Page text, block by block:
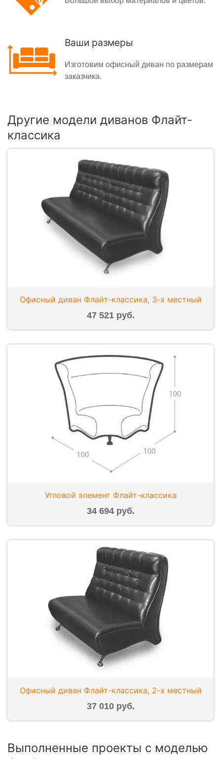
Ваши размеры
Изготовим офисный диван по размерам
заказчика.
Другие модели диванов Флайт-
классика
Офисный диван Флайт-классика, 3-х местный
47 521 руб.
Угловой элемент Флайт-классика
34 694 руб.
Офисный диван Флайт-классика, 2-х местный
37 010 руб.
Выполненные проекты с моделью